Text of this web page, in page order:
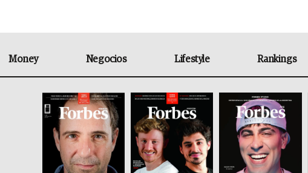
Money Negocios Lifestyle Rankings